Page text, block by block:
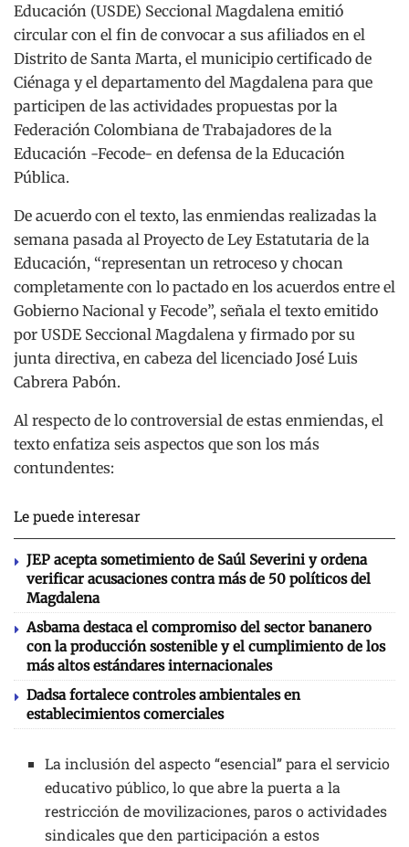
Educación (USDE) Seccional Magdalena emitió
circular con el fin de convocar a sus afiliados en el
Distrito de Santa Marta, el municipio certificado de
Ciénaga y el departamento del Magdalena para que
participen de las actividades propuestas por la
Federación Colombiana de Trabajadores de la
Educación -Fecode- en defensa de la Educación
Pública.
De acuerdo con el texto, las enmiendas realizadas la
semana pasada al Proyecto de Ley Estatutaria de la
Educación, “representan un retroceso y chocan
completamente con lo pactado en los acuerdos entre el
Gobierno Nacional y Fecode”, señala el texto emitido
por USDE Seccional Magdalena y firmado por su
junta directiva, en cabeza del licenciado José Luis
Cabrera Pabón.
Al respecto de lo controversial de estas enmiendas, el
texto enfatiza seis aspectos que son los más
contundentes:
Le puede interesar
JEP acepta sometimiento de Saúl Severini y ordena
verificar acusaciones contra más de 50 políticos del
Magdalena
Asbama destaca el compromiso del sector bananero
con la producción sostenible y el cumplimiento de los
más altos estándares internacionales
Dadsa fortalece controles ambientales en
establecimientos comerciales
La inclusión del aspecto “esencial” para el servicio
educativo público, lo que abre la puerta a la
restricción de movilizaciones, paros o actividades
sindicales que den participación a estos